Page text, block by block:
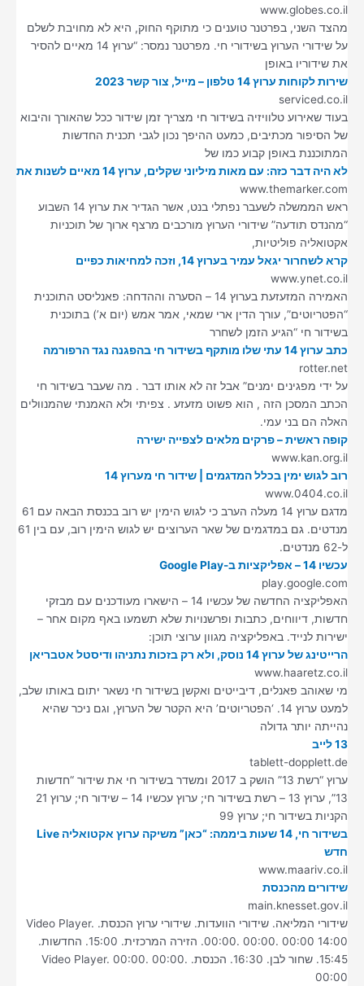
www.globes.co.il
מהצד השני, בפרטנר טוענים כי מתוקף החוק, היא לא מחויבת לשלם
על שידורי הערוץ בשידורי חי. מפרטנר נמסר: “ערוץ 14 מאיים להסיר
את שידוריו באופן
שירות לקוחות ערוץ 14 טלפון – מייל, צור קשר 2023
serviced.co.il
בעוד שאירוע טלוויזיה בשידור חי מצריך זמן שידור ככל שהאורך והיבוא
של הסיפור מכתיבים, כמעט ההיפך נכון לגבי תכנית החדשות
המתוכננת באופן קבוע כמו של
לא היה דבר כזה: עם מאות מיליוני שקלים, ערוץ 14 מאיים לשנות את
www.themarker.com
ראש הממשלה לשעבר נפתלי בנט, אשר הגדיר את ערוץ 14 השבוע
“מהנדס תודעה” שידורי הערוץ מורכבים מרצף ארוך של תוכניות
אקטואליה פוליטיות,
קרא לשחרור יגאל עמיר בערוץ 14, וזכה למחיאות כפיים
www.ynet.co.il
האמירה המזעזעת בערוץ 14 – הסערה וההדחה: פאנליסט התוכנית
“הפטריוטים”, עורך הדין ארי שמאי, אמר אמש (יום א’) בתוכנית
בשידור חי “הגיע הזמן לשחרר
כתב ערוץ 14 עתי שלו מותקף בשידור חי בהפגנה נגד הרפורמה
rotter.net
על ידי מפגינים ימנים” אבל זה לא אותו דבר . מה שעבר בשידור חי
הכתב המסכן הזה , הוא פשוט מזעזע . צפיתי ולא האמנתי שהמנוולים
האלה הם בני עמי.
קופה ראשית – פרקים מלאים לצפייה ישירה
www.kan.org.il
רוב לגוש ימין בכלל המדגמים | שידור חי מערוץ 14
www.0404.co.il
מדגם ערוץ 14 מעלה הערב כי לגוש הימין יש רוב בכנסת הבאה עם 61
מנדטים. גם במדגמים של שאר הערוצים יש לגוש הימין רוב, עם בין 61
ל-62 מנדטים.
עכשיו 14 – אפליקציות ב-Google Play
play.google.com
האפליקציה החדשה של עכשיו 14 – הישארו מעודכנים עם מבזקי
חדשות, דיווחים, כתבות ופרשנויות שלא תשמעו באף מקום אחר –
ישירות לנייד. באפליקציה מגוון ערוצי תוכן:
הרייטינג של ערוץ 14 נוסק, ולא רק בזכות נתניהו ודיסטל אטבריאן
www.haaretz.co.il
מי שאוהב פאנלים, דיבייטים ואקשן בשידור חי נשאר יתום באותו שלב,
למעט ערוץ 14. ‘הפטריוטים’ היא הקטר של הערוץ, וגם ניכר שהיא
נהייתה יותר גדולה
13 לייב
tablett-dopplett.de
ערוץ “רשת 13” הושק ב 2017 ומשדר בשידור חי את שידור “חדשות
13”, ערוץ 13 – רשת בשידור חי; ערוץ עכשיו 14 – שידור חי; ערוץ 21
הקניות בשידור חי; ערוץ 99
בשידור חי, 14 שעות ביממה: “כאן” משיקה ערוץ אקטואליה Live
חדש
www.maariv.co.il
שידורים מהכנסת
main.knesset.gov.il
שידורי המליאה. שידורי הוועדות. שידורי ערוץ הכנסת. Video Player.
00:00. 00:00. 00:00 14:00. הזירה המרכזית. 15:00. החדשות.
15:45. שחור לבן. 16:30. הכנסת. Video Player. 00:00. 00:00.
00:00